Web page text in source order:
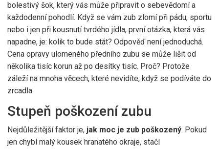
bolestivý šok, který vás může připravit o sebevědomí a
každodenní pohodlí. Když se vám zub zlomí při pádu, sportu
nebo i jen při kousnutí tvrdého jídla, první otázka, která vás
napadne, je: kolik to bude stát? Odpověď není jednoduchá.
Cena opravy ulomeného předního zubu se může lišit od
několika tisíc korun až po desítky tisíc. Proč? Protože
záleží na mnoha věcech, které nevidíte, když se podíváte do
zrcadla.
Stupeň poškození zubu
Nejdůležitější faktor je, jak moc je zub poškozený. Pokud
jen chybí malý kousek hranatého okraje, stačí